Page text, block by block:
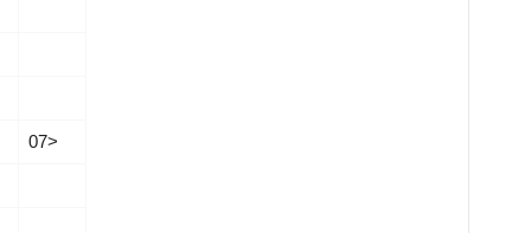
07­­>